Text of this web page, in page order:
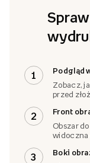
1
Podgląd
Zobacz,
przed
2
Front
Obszar
widoczna
3
Boki